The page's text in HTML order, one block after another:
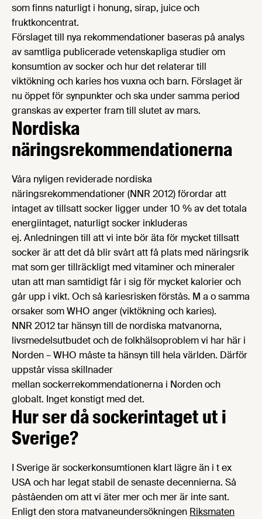
som finns naturligt i honung, sirap, juice och
fruktkoncentrat.
Förslaget till nya rekommendationer baseras på analys
av samtliga publicerade vetenskapliga studier om
konsumtion av socker och hur det relaterar till
viktökning och karies hos vuxna och barn. Förslaget är
nu öppet för synpunkter och ska under samma period
granskas av experter fram till slutet av mars.
Nordiska
näringsrekommendationerna
Våra nyligen reviderade nordiska
näringsrekommendationer (NNR 2012) förordar att
intaget av tillsatt socker ligger under 10 % av det totala
energiintaget, naturligt socker inkluderas
ej. Anledningen till att vi inte bör äta för mycket tillsatt
socker är att det då blir svårt att få plats med näringsrik
mat som ger tillräckligt med vitaminer och mineraler
utan att man samtidigt får i sig för mycket kalorier och
går upp i vikt. Och så kariesrisken förstås. M a o samma
orsaker som WHO anger (viktökning och karies).
NNR 2012 tar hänsyn till de nordiska matvanorna,
livsmedelsutbudet och de folkhälsoproblem vi har här i
Norden – WHO måste ta hänsyn till hela världen. Därför
uppstår vissa skillnader
mellan sockerrekommendationerna i Norden och
globalt. Inget konstigt med det.
Hur ser då sockerintaget ut i
Sverige?
I Sverige är sockerkonsumtionen klart lägre än i t ex
USA och har legat stabil de senaste decennierna. Så
påståenden om att vi äter mer och mer är inte sant.
Enligt den stora matvaneundersökningen Riksmaten